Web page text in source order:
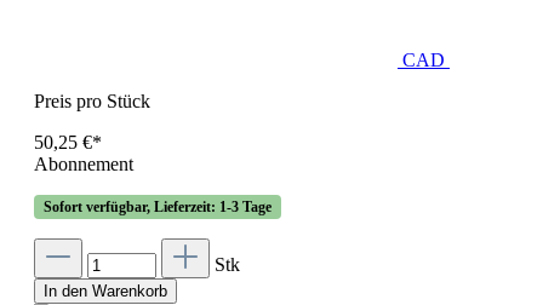
CAD
Preis pro Stück
50,25 €*
Abonnement
Sofort verfügbar, Lieferzeit: 1-3 Tage
Stk
In den Warenkorb